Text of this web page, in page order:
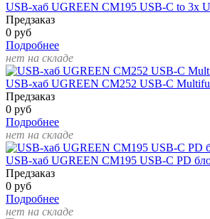
USB-хаб UGREEN CM195 USB-C to 3x
Предзаказ
0 руб
Подробнее
нет на складе
USB-хаб UGREEN CM252 USB-C
Предзаказ
0 руб
Подробнее
нет на складе
USB-хаб UGREEN CM195 USB-C PD
Предзаказ
0 руб
Подробнее
нет на складе